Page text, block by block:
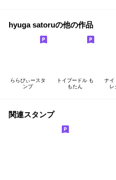
hyuga satoruの他の作品
ららぴぃースタ
ンプ
トイプードル も
もたん
ナイ
レ
関連スタンプ